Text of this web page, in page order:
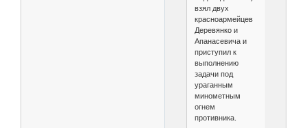
взял двух
красноармейцев
Деревянко и
Апанасевича и
приступил к
выполнению
задачи под
ураганным
минометным
огнем
противника.